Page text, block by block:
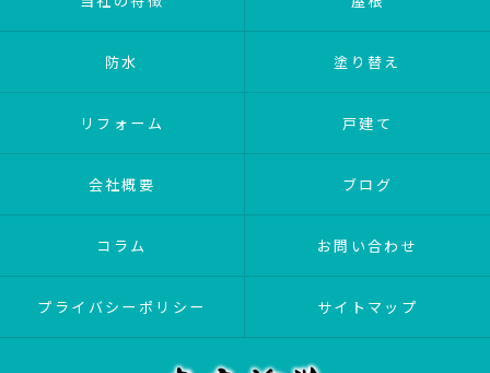
防水 塗り替え
リフォーム 戸建て
会社概要 ブログ
コラム お問い合わせ
プライバシーポリシー サイトマップ